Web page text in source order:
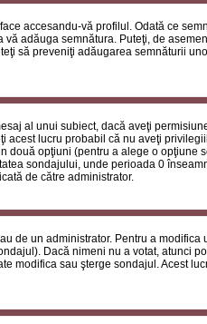
accesandu-vă profilul. Odată ce
adăuga semnătura. Puteţi, de
să preveniţi adăugarea semnăturii
al unui subiect, dacă aveţi
lucru probabil că nu aveţi
două opţiuni (pentru a alege o opţiune
sondajului, unde perioada 0
de către administrator.
de un administrator. Pentru a modifica
Dacă nimeni nu a votat, atunci
modifica sau şterge sondajul. Acest